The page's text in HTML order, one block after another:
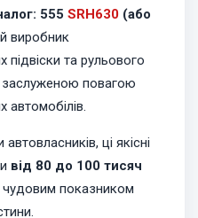
555 SRH630 (або
виробник
підвіски та рульового
заслуженою повагою
автомобілів.
ці якісні
від 80 до 100 тисяч
показником